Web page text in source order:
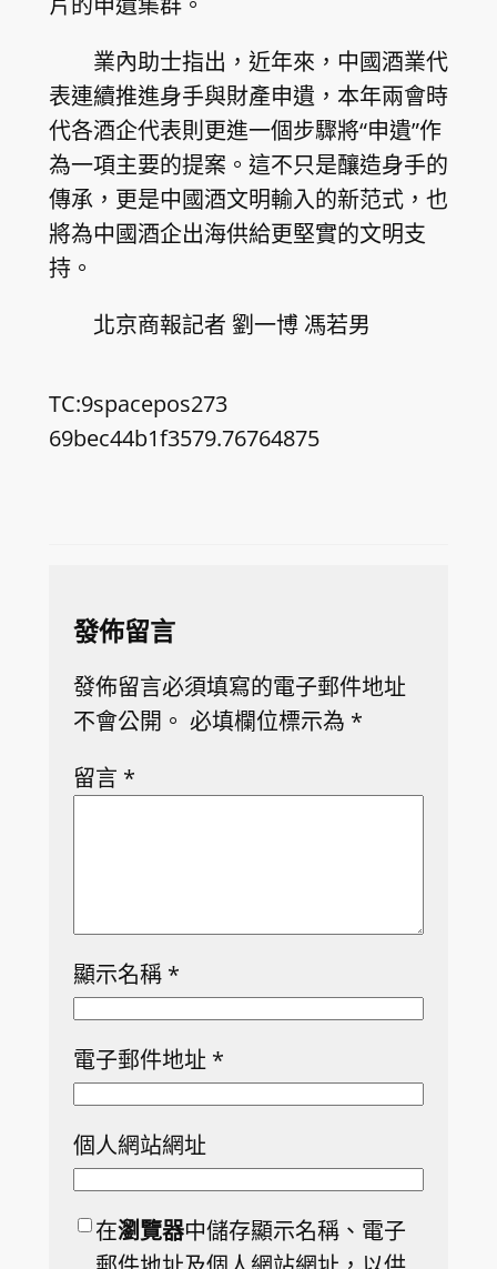
業內助士指出，近年來，中國酒業代
表連續推進身手與財產申遺，本年兩會時
代各酒企代表則更進一個步驟將“申遺”作
為一項主要的提案。這不只是釀造身手的
傳承，更是中國酒文明輸入的新范式，也
將為中國酒企出海供給更堅實的文明支
持。
北京商報記者 劉一博 馮若男
TC:9spacepos273
69bec44b1f3579.76764875
發佈留言
發佈留言必須填寫的電子郵件地址
不會公開。 必填欄位標示為 *
留言 *
顯示名稱 *
電子郵件地址 *
個人網站網址
在瀏覽器中儲存顯示名稱、電子